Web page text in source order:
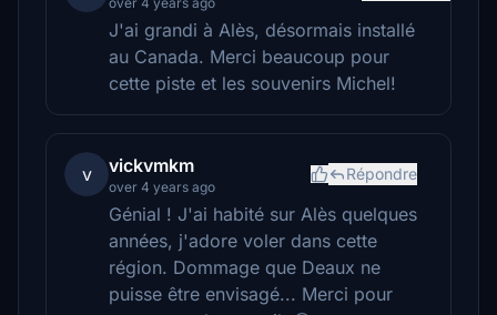
J'ai grandi à Alès, désormais installé
au Canada. Merci beaucoup pour
cette piste et les souvenirs Michel!
v vickvmkm
over 4 years ago
Répondre
Génial ! J'ai habité sur Alès quelques
années, j'adore voler dans cette
région. Dommage que Deaux ne
puisse être envisagé... Merci pour